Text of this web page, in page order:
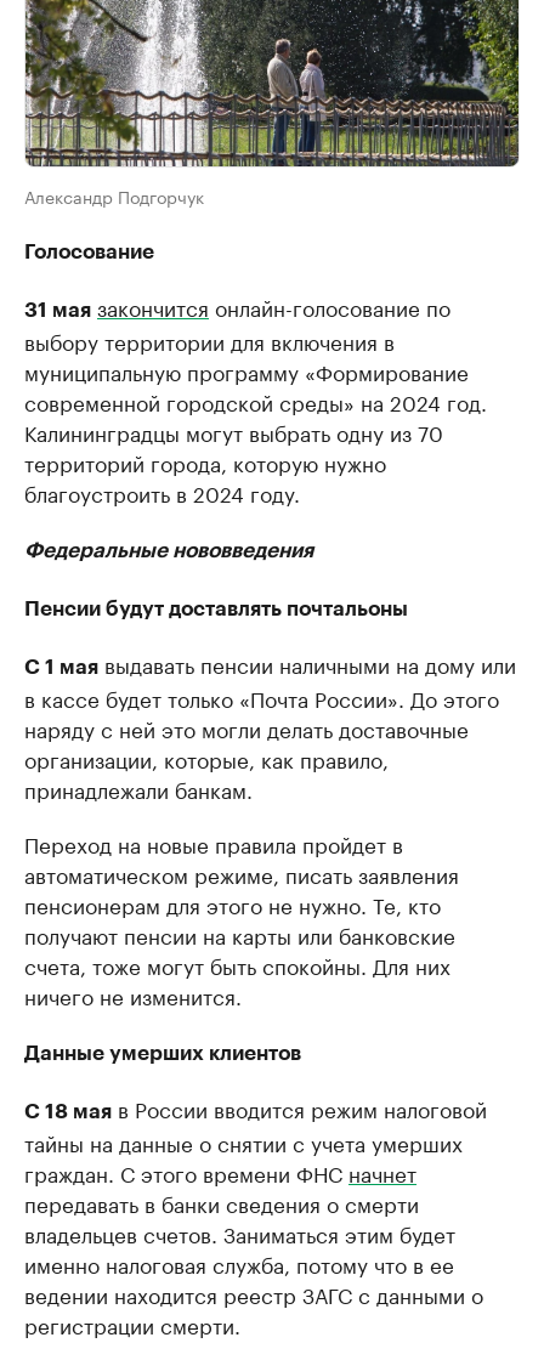
Александр Подгорчук
Голосование
31 мая закончится онлайн-голосование по
выбору территории для включения в
муниципальную программу «Формирование
современной городской среды» на 2024 год.
Калининградцы могут выбрать одну из 70
территорий города, которую нужно
благоустроить в 2024 году.
Федеральные нововведения
Пенсии будут доставлять почтальоны
С 1 мая выдавать пенсии наличными на дому или
в кассе будет только «Почта России». До этого
наряду с ней это могли делать доставочные
организации, которые, как правило,
принадлежали банкам.
Переход на новые правила пройдет в
автоматическом режиме, писать заявления
пенсионерам для этого не нужно. Те, кто
получают пенсии на карты или банковские
счета, тоже могут быть спокойны. Для них
ничего не изменится.
Данные умерших клиентов
С 18 мая в России вводится режим налоговой
тайны на данные о снятии с учета умерших
граждан. С этого времени ФНС начнет
передавать в банки сведения о смерти
владельцев счетов. Заниматься этим будет
именно налоговая служба, потому что в ее
ведении находится реестр ЗАГС с данными о
регистрации смерти.